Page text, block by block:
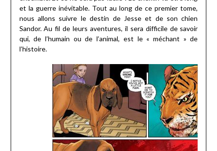
et la guerre inévitable. Tout au long de ce premier tome,
nous allons suivre le destin de Jesse et de son chien
Sandor. Au fil de leurs aventures, il sera difficile de savoir
qui, de l’humain ou de l’animal, est le « méchant » de
l’histoire.